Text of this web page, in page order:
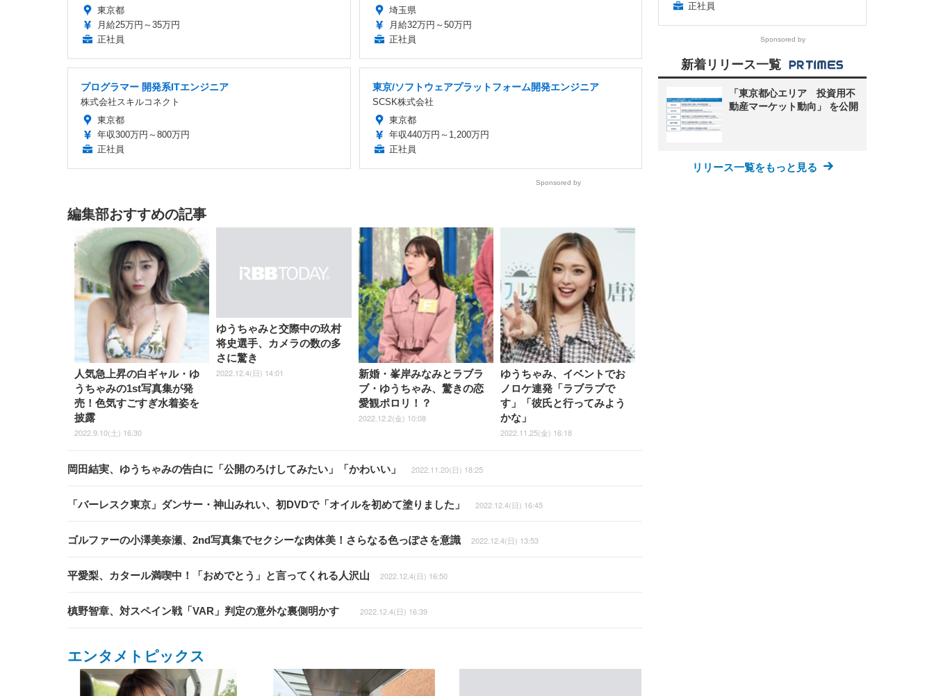
東京都
月給25万円～35万円
正社員
埼玉県
月給32万円～50万円
正社員
プログラマー 開発系ITエンジニア
株式会社スキルコネクト
東京都
年収300万円～800万円
正社員
東京/ソフトウェアプラットフォーム開発エンジニア
SCSK株式会社
東京都
年収440万円～1,200万円
正社員
Sponsored by
編集部おすすめの記事
人気急上昇の白ギャル・ゆ
うちゃみの1st写真集が発
売！色気すごすぎ水着姿を
披露
2022.9.10(土) 16:30
ゆうちゃみと交際中の玖村
将史選手、カメラの数の多
さに驚き
2022.12.4(日) 14:01
新婚・峯岸みなみとラブラ
ブ・ゆうちゃみ、驚きの恋
愛観ポロリ！？
2022.12.2(金) 10:08
ゆうちゃみ、イベントでお
ノロケ連発「ラブラブで
す」「彼氏と行ってみよう
かな」
2022.11.25(金) 16:18
岡田結実、ゆうちゃみの告白に「公開のろけしてみたい」「かわいい」 2022.11.20(日) 18:25
「バーレスク東京」ダンサー・神山みれい、初DVDで「オイルを初めて塗りました」 2022.12.4(日) 16:45
ゴルファーの小澤美奈瀬、2nd写真集でセクシーな肉体美！さらなる色っぽさを意識 2022.12.4(日) 13:53
平愛梨、カタール満喫中！「おめでとう」と言ってくれる人沢山 2022.12.4(日) 16:50
槙野智章、対スペイン戦「VAR」判定の意外な裏側明かす 2022.12.4(日) 16:39
エンタメトピックス
正社員
Sponsored by
新着リリース一覧
「東京都心エリア 投資用不
動産マーケット動向」 を公開
リリース一覧をもっと見る